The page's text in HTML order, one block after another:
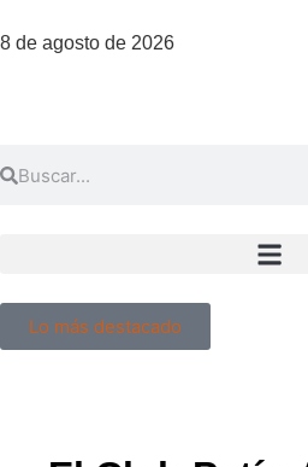
8 de agosto de 2026
Lo más destacado